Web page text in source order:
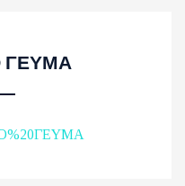
ΓΕΥΜΑ